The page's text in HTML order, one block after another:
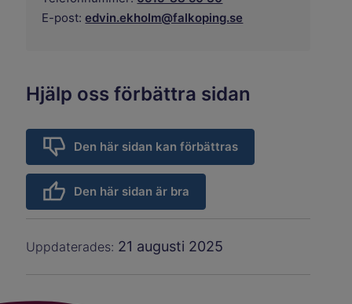
E-post: edvin.ekholm@falkoping.se
Hjälp oss förbättra sidan
Den här sidan kan förbättras
Den här sidan är bra
Uppdaterades: 21 augusti 2025